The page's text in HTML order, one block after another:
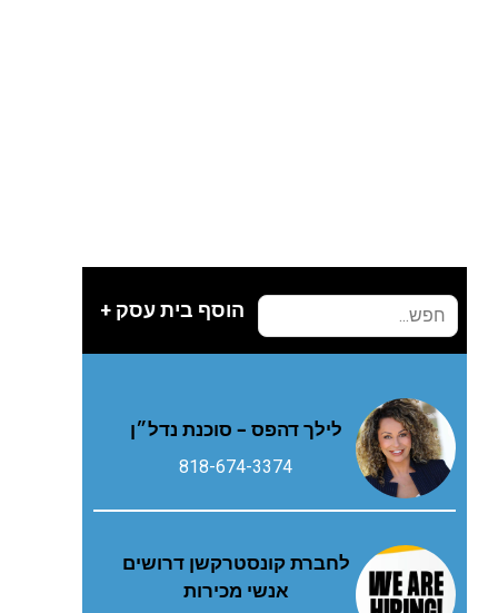
הוסף בית עסק +
לילך דהפס – סוכנת נדל״ן
818-674-3374
לחברת קונסטרקשן דרושים
אנשי מכירות